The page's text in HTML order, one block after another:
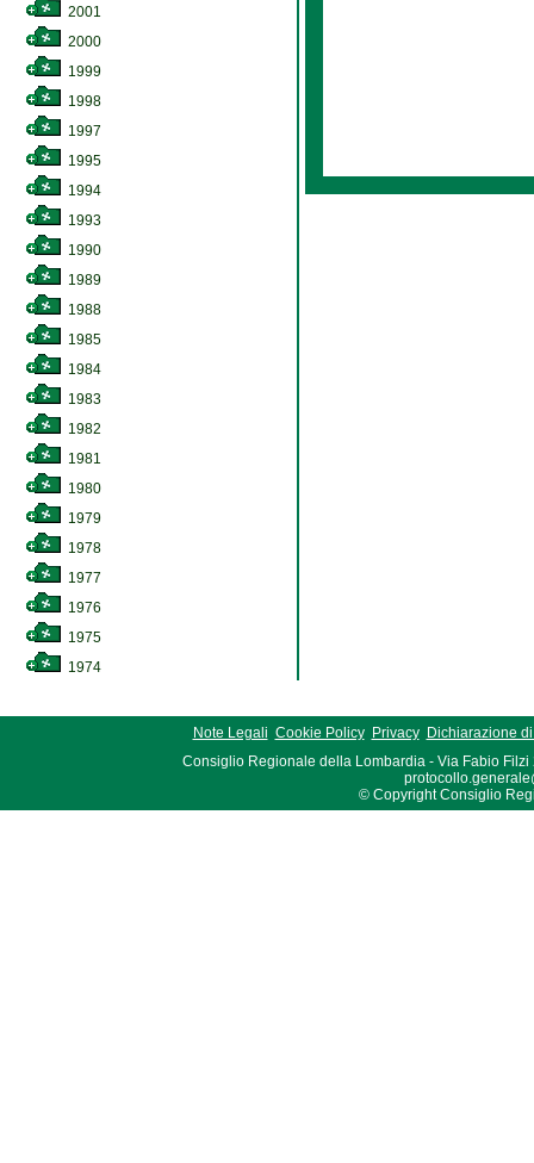
2001
2000
1999
1998
1997
1995
1994
1993
1990
1989
1988
1985
1984
1983
1982
1981
1980
1979
1978
1977
1976
1975
1974
Note Legali Cookie Policy Privacy
Dichiarazione
Consiglio Regionale della Lombardia - Via Fabio Filzi
© Copyright Consiglio